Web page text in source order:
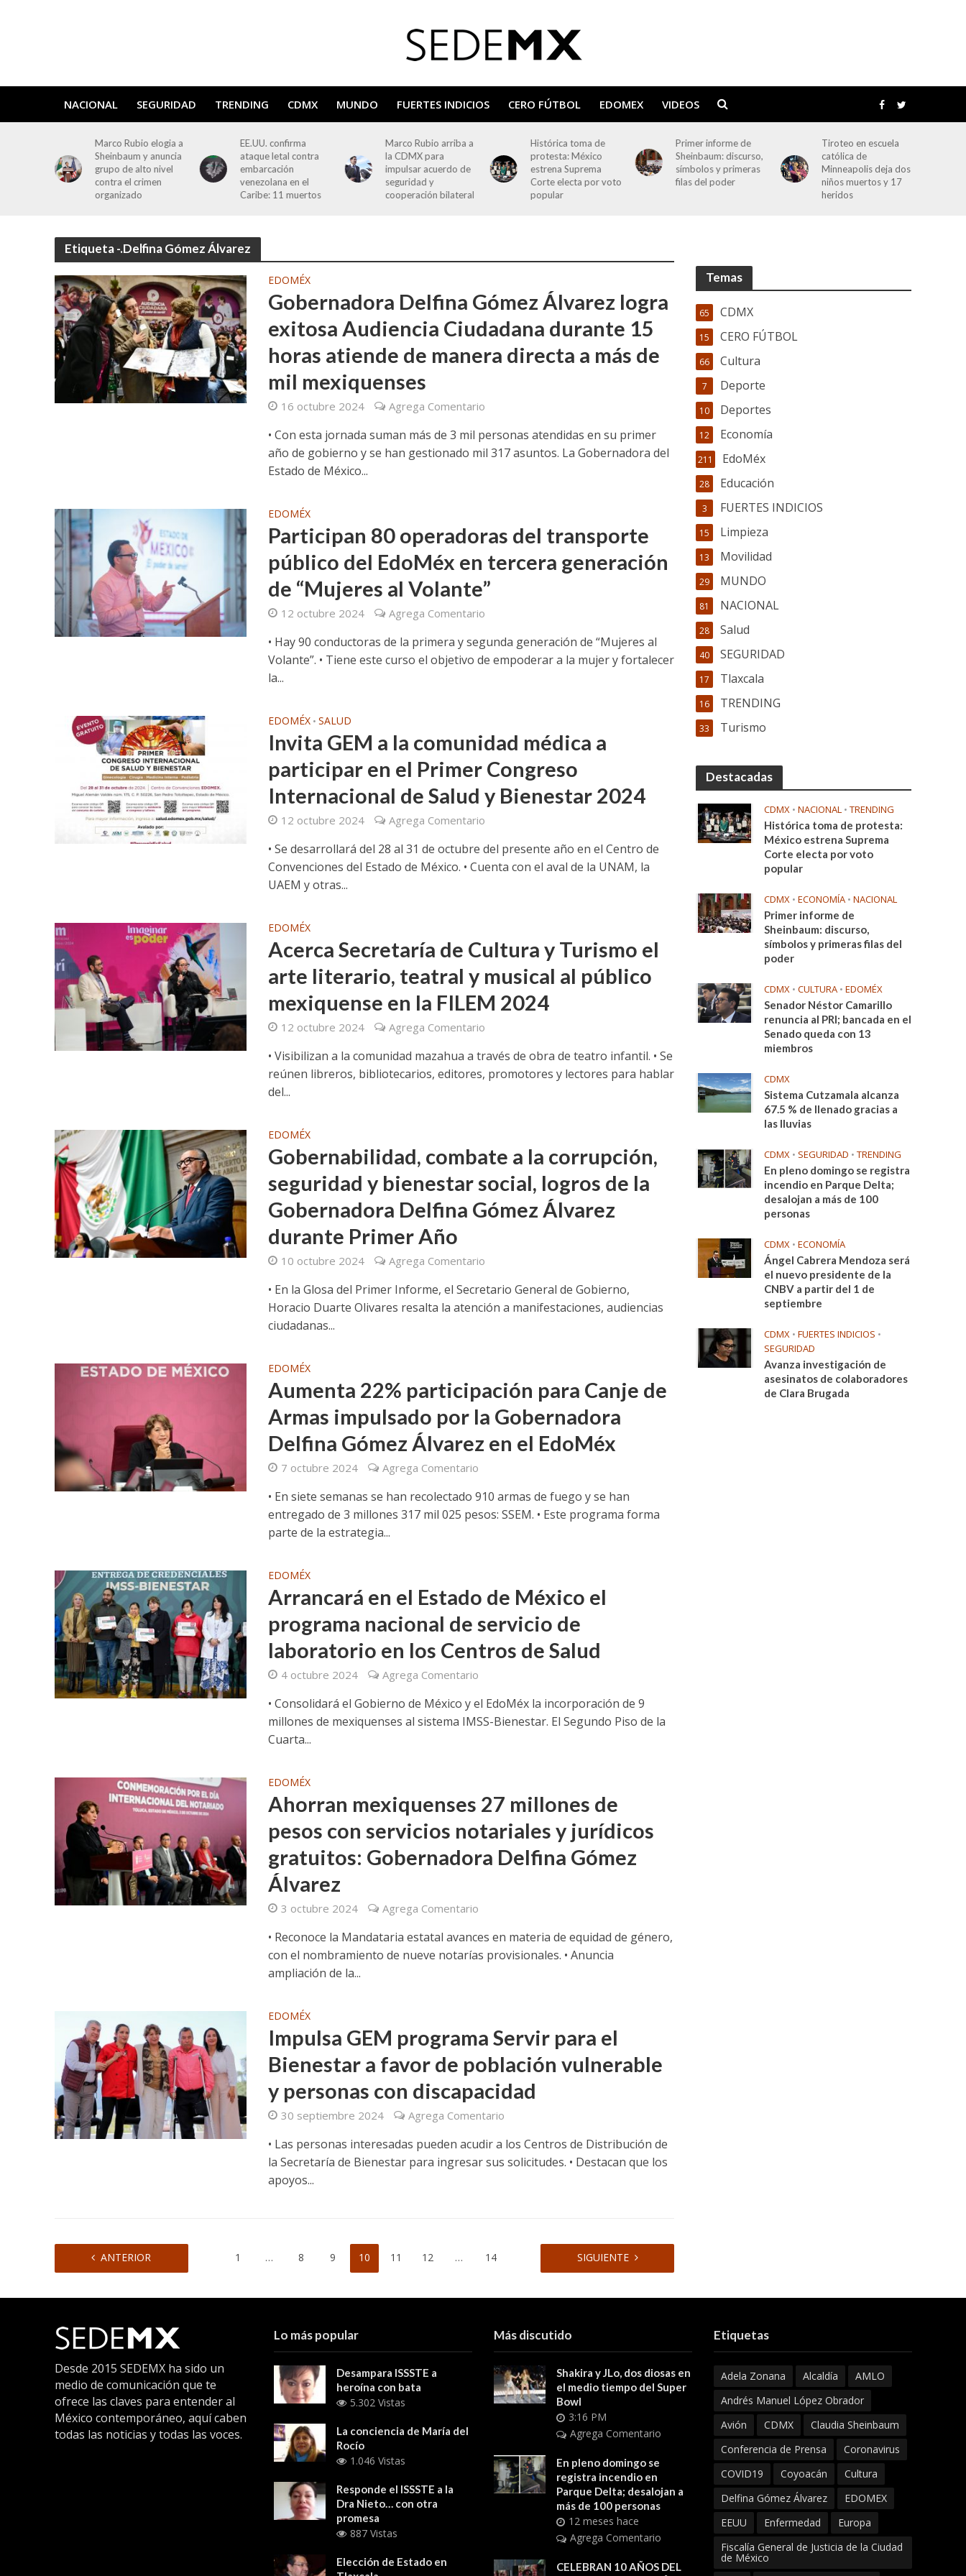
NACIONAL SEGURIDAD TRENDING CDMX MUNDO FUERTES INDICIOS CERO FÚTBOL EDOMEX VIDEOS
EE.UU. confirma
ataque letal contra
embarcación
venezolana en el
Caribe: 11 muertos
Marco Rubio arriba a
la CDMX para
impulsar acuerdo de
seguridad y
cooperación bilateral
Histórica toma de
protesta: México
estrena Suprema
Corte electa por voto
popular
Primer informe de
Sheinbaum: discurso,
símbolos y primeras
filas del poder
Tiroteo en escuela
católica de
Minneapolis deja dos
niños muertos y 17
Senador Néstor
Camarillo renuncia al
PRI; bancada en el
Senado queda con 13
miembros
Etiqueta -.Delfina Gómez Álvarez
EDOMÉX
Gobernadora Delfina Gómez Álvarez logra
exitosa Audiencia Ciudadana durante 15
horas atiende de manera directa a más de
mil mexiquenses
16 octubre 2024 Agrega Comentario
• Con esta jornada suman más de 3 mil personas atendidas en su primer
año de gobierno y se han gestionado mil 317 asuntos. La Gobernadora del
Estado de México...
EDOMÉX
Participan 80 operadoras del transporte
público del EdoMéx en tercera generación
de “Mujeres al Volante”
12 octubre 2024 Agrega Comentario
• Hay 90 conductoras de la primera y segunda generación de “Mujeres al
Volante”. • Tiene este curso el objetivo de empoderar a la mujer y fortalecer
la...
EDOMÉX • SALUD
Invita GEM a la comunidad médica a
participar en el Primer Congreso
Internacional de Salud y Bienestar 2024
12 octubre 2024 Agrega Comentario
• Se desarrollará del 28 al 31 de octubre del presente año en el Centro de
Convenciones del Estado de México. • Cuenta con el aval de la UNAM, la
UAEM y otras...
EDOMÉX
Acerca Secretaría de Cultura y Turismo el
arte literario, teatral y musical al público
mexiquense en la FILEM 2024
12 octubre 2024 Agrega Comentario
• Visibilizan a la comunidad mazahua a través de obra de teatro infantil. • Se
reúnen libreros, bibliotecarios, editores, promotores y lectores para hablar
del...
EDOMÉX
Gobernabilidad, combate a la corrupción,
seguridad y bienestar social, logros de la
Gobernadora Delfina Gómez Álvarez
durante Primer Año
10 octubre 2024 Agrega Comentario
• En la Glosa del Primer Informe, el Secretario General de Gobierno,
Horacio Duarte Olivares resalta la atención a manifestaciones, audiencias
ciudadanas...
EDOMÉX
Aumenta 22% participación para Canje de
Armas impulsado por la Gobernadora
Delfina Gómez Álvarez en el EdoMéx
7 octubre 2024 Agrega Comentario
• En siete semanas se han recolectado 910 armas de fuego y se han
entregado de 3 millones 317 mil 025 pesos: SSEM. • Este programa forma
parte de la estrategia...
EDOMÉX
Arrancará en el Estado de México el
programa nacional de servicio de
laboratorio en los Centros de Salud
4 octubre 2024 Agrega Comentario
• Consolidará el Gobierno de México y el EdoMéx la incorporación de 9
millones de mexiquenses al sistema IMSS-Bienestar. El Segundo Piso de la
Cuarta...
EDOMÉX
Ahorran mexiquenses 27 millones de
pesos con servicios notariales y jurídicos
gratuitos: Gobernadora Delfina Gómez
Álvarez
3 octubre 2024 Agrega Comentario
• Reconoce la Mandataria estatal avances en materia de equidad de género,
con el nombramiento de nueve notarías provisionales. • Anuncia
ampliación de la...
EDOMÉX
Impulsa GEM programa Servir para el
Bienestar a favor de población vulnerable
y personas con discapacidad
30 septiembre 2024 Agrega Comentario
• Las personas interesadas pueden acudir a los Centros de Distribución de
la Secretaría de Bienestar para ingresar sus solicitudes. • Destacan que los
apoyos...
ANTERIOR 1 … 8 9 10 11 12 … 14 SIGUIENTE
Temas
CDMX
65
CERO FÚTBOL
15
Cultura
66
Deporte
7
Deportes
10
Economía
12
EdoMéx
211
Educación
28
FUERTES INDICIOS
3
Limpieza
15
Movilidad
13
MUNDO
29
NACIONAL
81
Salud
28
SEGURIDAD
40
Tlaxcala
17
TRENDING
16
Turismo
33
Destacadas
CDMX • NACIONAL • TRENDING
Histórica toma de protesta:
México estrena Suprema
Corte electa por voto
popular
CDMX • ECONOMÍA • NACIONAL
Primer informe de
Sheinbaum: discurso,
símbolos y primeras filas del
poder
CDMX • CULTURA • EDOMÉX
Senador Néstor Camarillo
renuncia al PRI; bancada en el
Senado queda con 13
miembros
CDMX
Sistema Cutzamala alcanza
67.5 % de llenado gracias a
las lluvias
CDMX • SEGURIDAD • TRENDING
En pleno domingo se registra
incendio en Parque Delta;
desalojan a más de 100
personas
CDMX • ECONOMÍA
Ángel Cabrera Mendoza será
el nuevo presidente de la
CNBV a partir del 1 de
septiembre
CDMX • FUERTES INDICIOS •
SEGURIDAD
Avanza investigación de
asesinatos de colaboradores
de Clara Brugada
Desde 2015 SEDEMX ha sido un
medio de comunicación que te
ofrece las claves para entender al
México contemporáneo, aquí caben
todas las noticias y todas las voces.
Lo más popular
Desampara ISSSTE a
heroína con bata
5.302 Vistas
La conciencia de María del
Rocío
1.046 Vistas
Responde el ISSSTE a la
Dra Nieto… con otra
promesa
887 Vistas
Elección de Estado en
Más discutido
Shakira y JLo, dos diosas en
el medio tiempo del Super
Bowl
3:16 PM
Agrega Comentario
En pleno domingo se
registra incendio en
Parque Delta; desalojan a
más de 100 personas
12 meses hace
Agrega Comentario
CELEBRAN 10 AÑOS DEL
Etiquetas
Adela Zonana Alcaldía
AMLO
Andrés Manuel López Obrador
Avión
CDMX
Claudia Sheinbaum
Conferencia de Prensa
Coronavirus
COVID19
Coyoacán
Cultura
Delfina Gómez Álvarez
EDOMEX
EEUU
Enfermedad
Europa
Fiscalía General de Justicia de la Ciudad
de México